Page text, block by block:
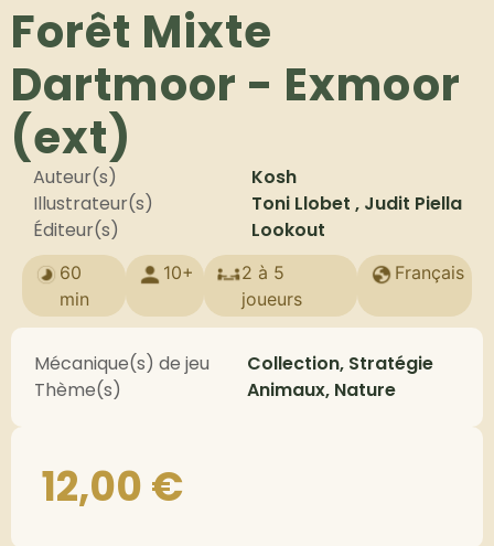
Forêt Mixte
Dartmoor - Exmoor
(ext)
Auteur(s)
Kosh
Illustrateur(s)
Toni Llobet , Judit Piella
Éditeur(s)
Lookout
60
min
10+
2 à 5
joueurs
Français
Mécanique(s) de jeu
Collection, Stratégie
Thème(s)
Animaux, Nature
12,00€